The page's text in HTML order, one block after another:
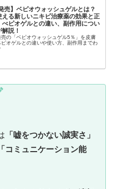
売】ベピオウォッシュゲルとは？
える新しいニキビ治療薬の効果と正
べピオゲルとの違い、副作用につい
説！
の「ベピオウォッシュゲル5％」を皮膚
オゲルとの違いや使い方、副作用までわ
「嘘をつかない誠実さ」
コミュニケーション能